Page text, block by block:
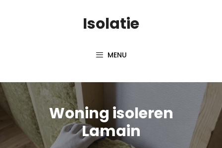
Isolatie
MENU
Woning isoleren
Lamain